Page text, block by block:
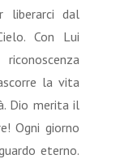
liberarci dal
Con Lui
la vita
Dio merita il
Ogni giorno
eterno.